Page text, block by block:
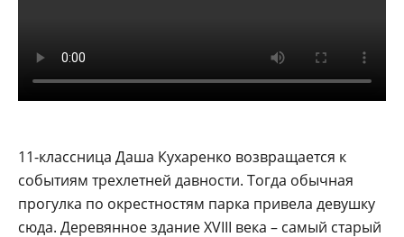
11-классница Даша Кухаренко возвращается к
событиям трехлетней давности. Тогда обычная
прогулка по окрестностям парка привела девушку
сюда. Деревянное здание XVIII века – самый старый